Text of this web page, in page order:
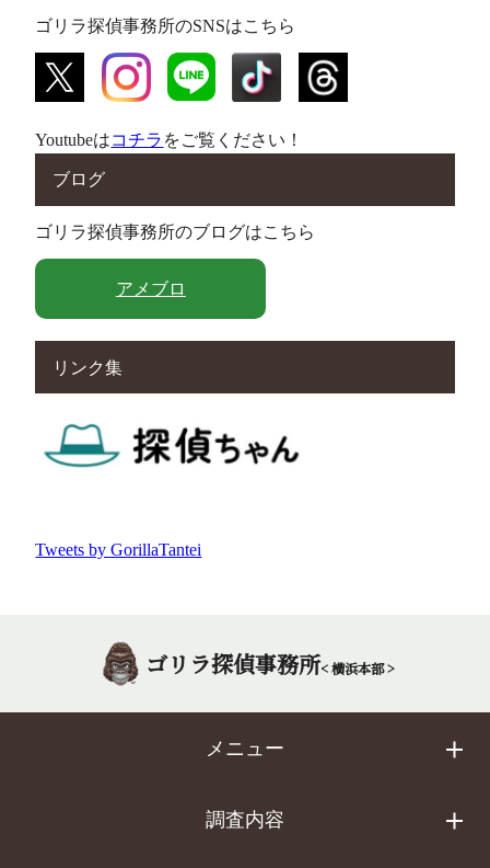
ゴリラ探偵事務所のSNSはこちら
Youtubeはコチラ をご覧ください！
ブログ
ゴリラ探偵事務所のブログはこちら
アメブロ
リンク集
Tweets by GorillaTantei
ゴリラ探偵事務所< 横浜本部 >
メニュー
調査内容